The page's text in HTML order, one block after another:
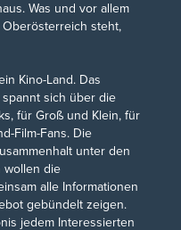
nur
Was und vor allem
steht,
Kino-Land. Das
sich über die
für Groß und Klein, für
Film-Fans. Die
unter den
wollen die
alle Informationen
gebündelt zeigen.
jedem Interessierten